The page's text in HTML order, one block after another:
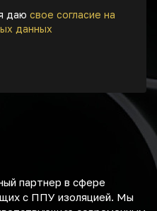
даю свое согласие на
данных
партнер в сфере
с ППУ изоляцией. Мы